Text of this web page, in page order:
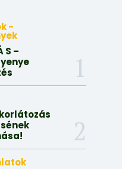
-
S –